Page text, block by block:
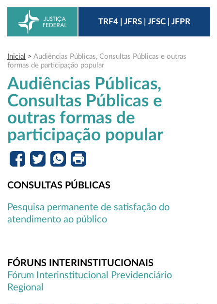
TRF4 | JFRS | JFSC | JFPR
Inicial > Audiências Públicas, Consultas Públicas e outras
formas de participação popular
Audiências Públicas,
Consultas Públicas e
outras formas de
participação popular
CONSULTAS PÚBLICAS
Pesquisa permanente de satisfação do
atendimento ao público
FÓRUNS INTERINSTITUCIONAIS
Fórum Interinstitucional Previdenciário
Regional